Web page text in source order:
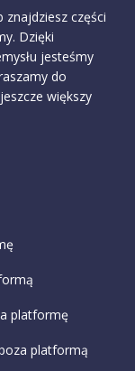
znajdziesz części
Dzięki
jesteśmy
do
większy
platformę
platformą